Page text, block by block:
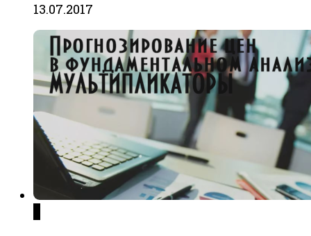
13.07.2017